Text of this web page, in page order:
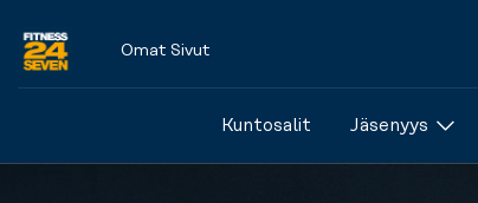
Logo
Omat Sivut
Kuntosalit Jäsenyys